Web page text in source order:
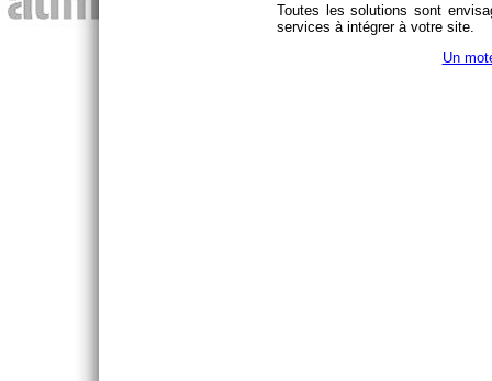
Toutes les solutions sont
services à intégrer à votre site.
Un